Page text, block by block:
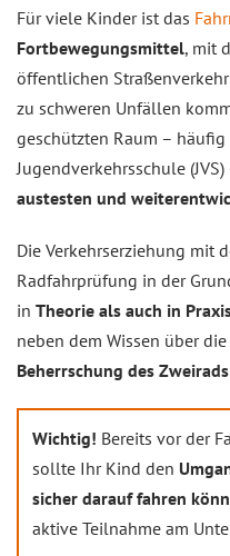
Für viele Kinder ist das
Fortbewegungsmittel, mit
öffentlichen
zu schweren Unfällen
geschützten Raum –
Jugendverkehrsschule
austesten und
Die Verkehrserziehung mit
Radfahrprüfung in der
in Theorie als auch in
neben dem Wissen über
Beherrschung des Zweirads
Wichtig! Bereits vor der
sollte Ihr Kind den
sicher darauf fahren
aktive Teilnahme am